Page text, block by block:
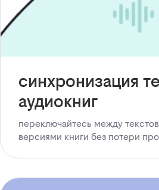
синхронизация
аудиокниг
переключайтесь между
версиями книги без потери